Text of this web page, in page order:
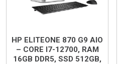
HP ELITEONE 870 G9 AIO
– CORE I7-12700, RAM
16GB DDR5, SSD 512GB,